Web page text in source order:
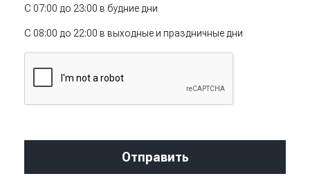
С 07:00 до 23:00 в будние дни
С 08:00 до 22:00 в выходные и праздничные дни